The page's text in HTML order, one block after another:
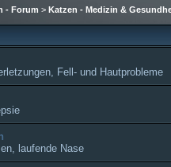
- Forum > Katzen - Medizin &
Fell- und Hautprobleme
laufende Nase